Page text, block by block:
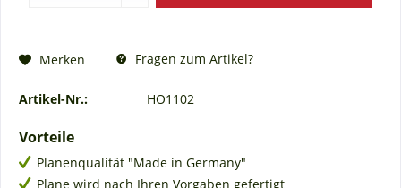
Merken Fragen zum Artikel?
Artikel-Nr.: HO1102
Vorteile
Planenqualität "Made in Germany"
Plane wird nach Ihren Vorgaben gefertigt